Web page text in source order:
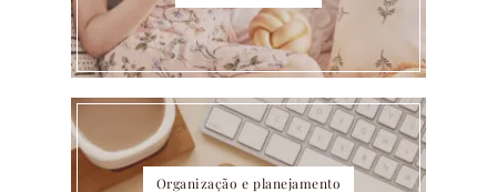
Organização e planejamento